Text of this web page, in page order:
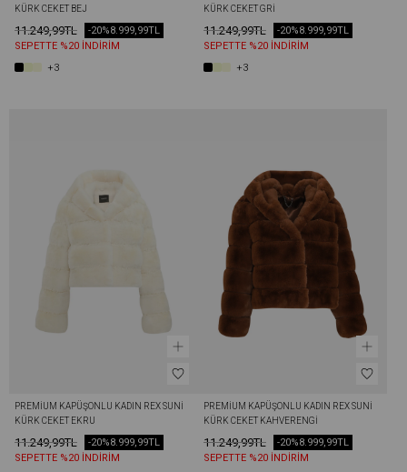
KÜRK CEKET BEJ
11.249,99TL 8.999,99TL
-20%
SEPETTE %20 İNDİRİM
+3
KÜRK CEKET GRI
11.249,99TL 8.999,99TL
-20%
SEPETTE %20 İNDİRİM
+3
PREMIUM KAPÜŞONLU KADIN REX SUNI
KÜRK CEKET EKRU
11.249,99TL 8.999,99TL
-20%
SEPETTE %20 İNDİRİM
PREMIUM KAPÜŞONLU KADIN REX SUNI
KÜRK CEKET KAHVERENGI
11.249,99TL 8.999,99TL
-20%
SEPETTE %20 İNDİRİM